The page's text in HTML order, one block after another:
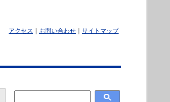
アクセス お問い合わせ サイトマップ